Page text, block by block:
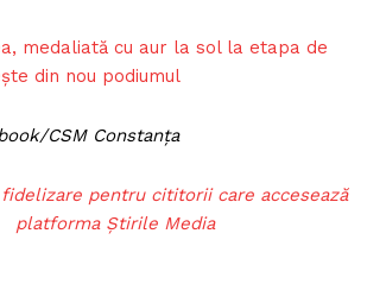
medaliată cu aur la sol la etapa de
din nou podiumul
CSM Constanța
fidelizare pentru cititorii care accesează
platforma Știrile Media